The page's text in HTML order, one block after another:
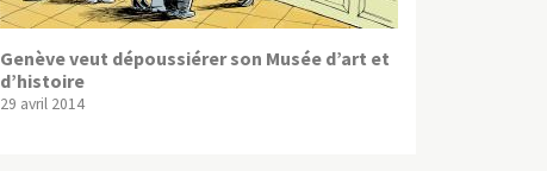
Genève veut dépoussiérer son Musée d’art et
d’histoire
29 avril 2014